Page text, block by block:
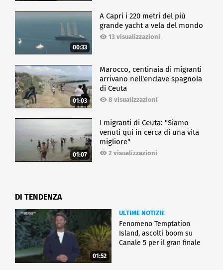
00:33
A Capri i 220 metri del più
grande yacht a vela del mondo
13 visualizzazioni
01:03
Marocco, centinaia di migranti
arrivano nell'enclave spagnola
di Ceuta
8 visualizzazioni
01:07
I migranti di Ceuta: "Siamo
venuti qui in cerca di una vita
migliore"
2 visualizzazioni
DI TENDENZA
01:52
ULTIME NOTIZIE
Fenomeno Temptation
Island, ascolti boom su
Canale 5 per il gran finale